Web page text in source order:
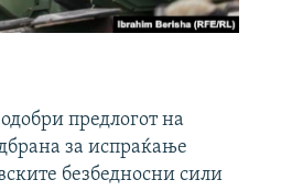
предлогот на
за испраќање
безбедносни сили